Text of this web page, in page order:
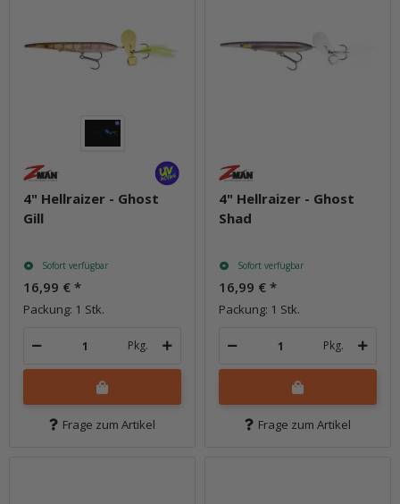
4" Hellraizer - Ghost
Gill
Sofort verfügbar
16,99 € *
Packung: 1 Stk.
Pkg.
Frage zum Artikel
4" Hellraizer - Ghost
Shad
Sofort verfügbar
16,99 € *
Packung: 1 Stk.
Pkg.
Frage zum Artikel